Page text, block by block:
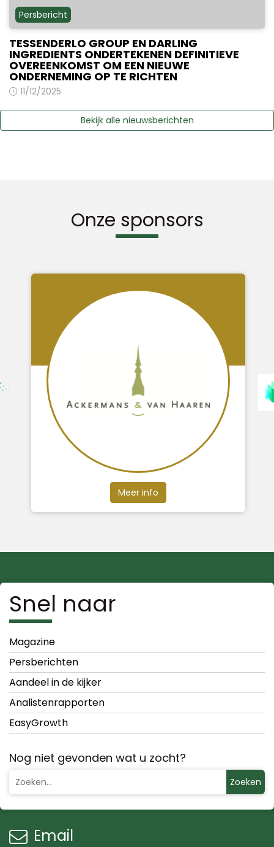
Persbericht
TESSENDERLO GROUP EN DARLING
INGREDIENTS ONDERTEKENEN DEFINITIEVE
OVEREENKOMST OM EEN NIEUWE
ONDERNEMING OP TE RICHTEN
11/12/2025
Bekijk alle nieuwsberichten
Onze sponsors
Meer info
Snel naar
Magazine
Persberichten
Aandeel in de kijker
Analistenrapporten
EasyGrowth
Nog niet gevonden wat u zocht?
Zoeken
Email